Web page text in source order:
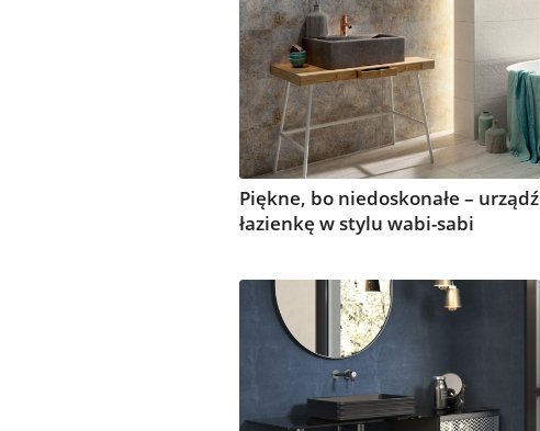
Piękne, bo niedoskonałe – urządź
łazienkę w stylu wabi-sabi